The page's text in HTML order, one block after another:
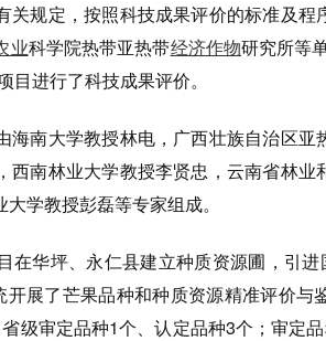
关规定，按照科技成果评价的标准及程
业科学院热带亚热带经济作物研究所等
目进行了科技成果评价。
大学教授林电，广西壮族自治区亚
西南林业大学教授李贤忠，云南省林
学教授彭磊等专家组成。
坪、永仁县建立种质资源圃，引进
展了芒果品种和种质资源精准评价与
级审定品种1个、认定品种3个；审定